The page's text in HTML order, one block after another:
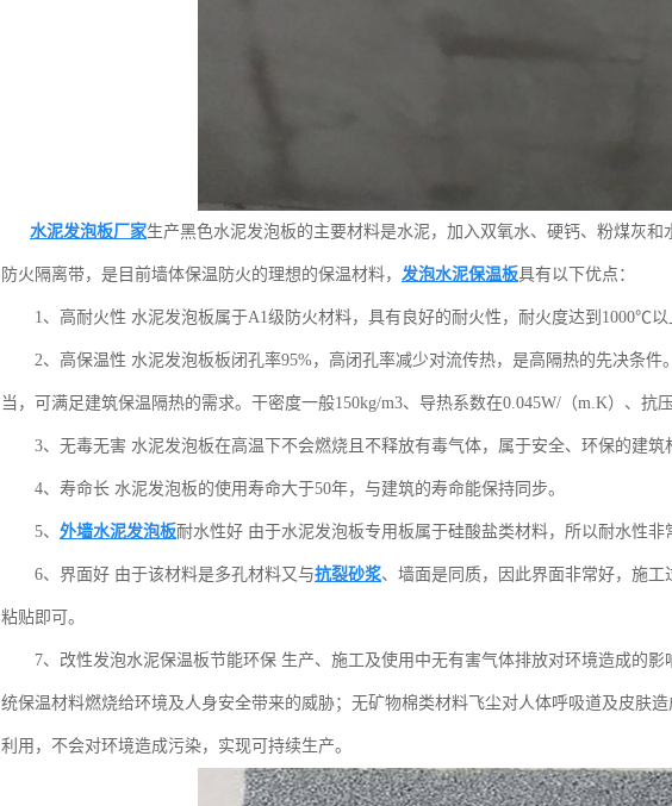
水泥发泡板厂家生产黑色水泥发泡板的主要材料是水泥，加入双氧水、硬钙、粉煤灰
防火隔离带，是目前墙体保温防火的理想的保温材料， 发泡水泥保温板具有以下优点：
1、高耐火性 水泥发泡板属于A1级防火材料，具有良好的耐火性，耐火度达到1000℃以
2、高保温性 水泥发泡板板闭孔率95%，高闭孔率减少对流传热，是高隔热的先决条
当，可满足建筑保温隔热的需求。干密度一般150kg/m3、导热系数在0.045W/（m.K）、抗压
3、无毒无害 水泥发泡板在高温下不会燃烧且不释放有毒气体，属于安全、环保的建筑
4、寿命长 水泥发泡板的使用寿命大于50年，与建筑的寿命能保持同步。
5、 外墙水泥发泡板耐水性好 由于水泥发泡板专用板属于硅酸盐类材料，所以耐水性非
6、界面好 由于该材料是多孔材料又与抗裂砂浆、墙面是同质，因此界面非常好，施
粘贴即可。
7、改性发泡水泥保温板节能环保 生产、施工及使用中无有害气体排放对环境造成的
统保温材料燃烧给环境及人身安全带来的威胁；无矿物棉类材料飞尘对人体呼吸道及皮肤
利用，不会对环境造成污染，实现可持续生产。